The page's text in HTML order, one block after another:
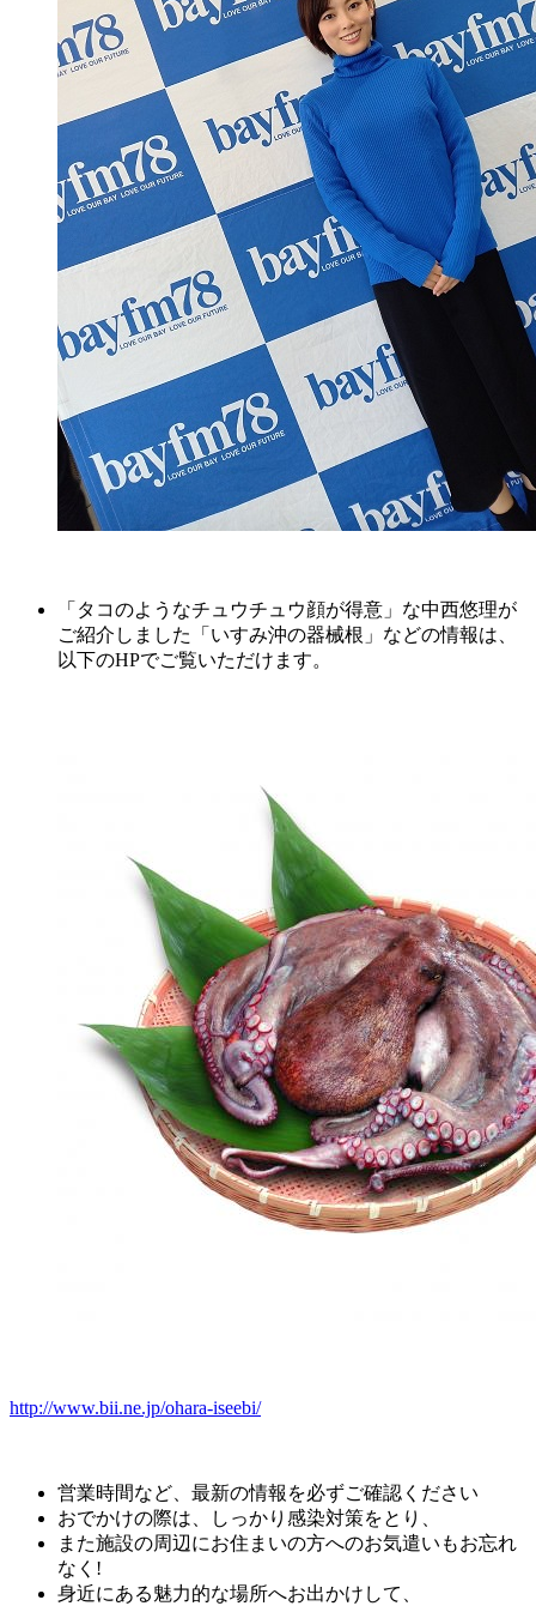
「タコのようなチュウチュウ顔が得意」な中西悠理が
ご紹介しました「いすみ沖の器械根」などの情報は、
以下のHPでご覧いただけます。
http://www.bii.ne.jp/ohara-iseebi/
営業時間など、最新の情報を必ずご確認ください
おでかけの際は、しっかり感染対策をとり、
また施設の周辺にお住まいの方へのお気遣いもお忘れ
なく!
身近にある魅力的な場所へお出かけして、